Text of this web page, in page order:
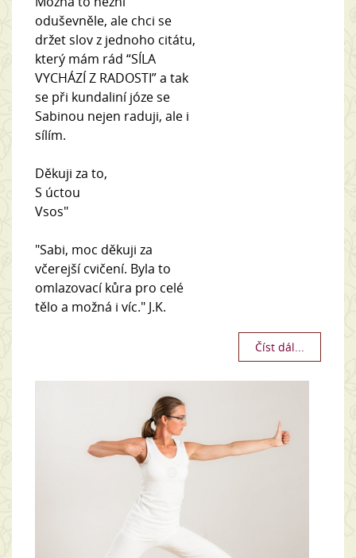
oduševněle, ale chci se
držet slov z jednoho citátu,
který mám rád “SÍLA
VYCHÁZÍ Z RADOSTI” a tak
se při kundaliní józe se
Sabinou nejen raduji, ale i
sílím.
Děkuji za to,
S úctou
Vsos"
"Sabi, moc děkuji za
včerejší cvičení. Byla to
omlazovací kůra pro celé
tělo a možná i víc." J.K.
Číst dál...